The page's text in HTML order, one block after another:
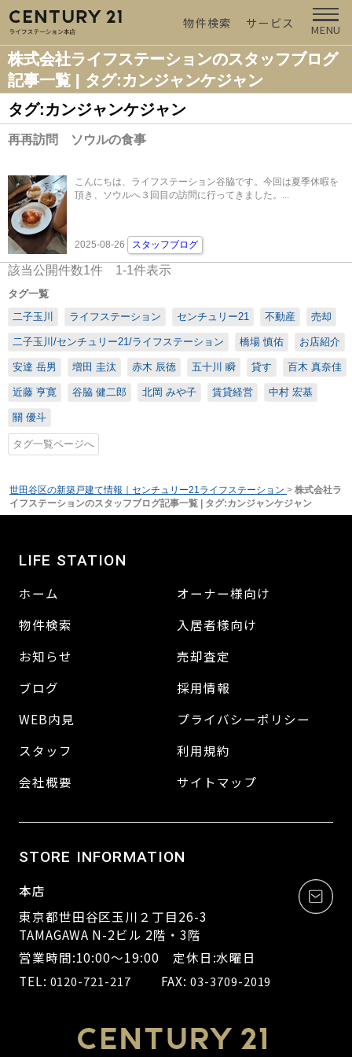
物件検索 サービス MENU
株式会社ライフステーションのスタッフブログ
記事一覧 | タグ:カンジャンケジャン
タグ:カンジャンケジャン
再再訪問 ソウルの食事
こんにちは、ライフステーション谷脇です。今回は夏季休暇を
頂き、ソウルへ３回目の訪問に行ってきました。...
2025-08-26 スタッフブログ
該当公開件数1件 1-1件表示
タグ一覧
二子玉川
ライフステーション センチュリー21 不動産 売却
二子玉川/センチュリー21/ライフステーション 橋場 慎佑 お店紹介
安達 岳男 増田 圭汰 赤木 辰徳 五十川 瞬 貸す 百木 真奈佳
近藤 亨寛 谷脇 健二郎 北岡 みや子 賃貸経営 中村 宏基
關 優斗
タグ一覧ページへ
世田谷区の新築戸建て情報｜センチュリー21ライフステーション > 株式会社ラ
イフステーションのスタッフブログ記事一覧 | タグ:カンジャンケジャン
LIFE STATION
ホーム
物件検索
お知らせ
ブログ
WEB内見
スタッフ
会社概要
オーナー様向け
入居者様向け
売却査定
採用情報
プライバシーポリシー
利用規約
サイトマップ
STORE INFORMATION
本店
東京都世田谷区玉川２丁目26-3
TAMAGAWA N-2ビル 2階・3階
営業時間:10:00～19:00 定休日:水曜日
TEL: 0120-721-217 FAX:03-3709-2019